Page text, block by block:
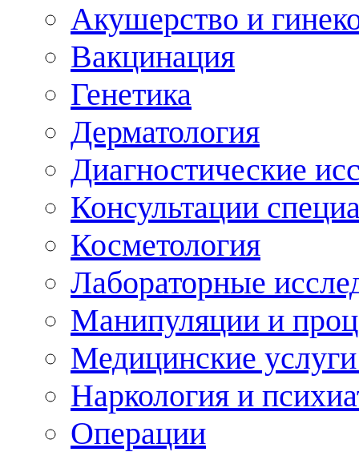
Акушерство и
Вакцинация
Генетика
Дерматология
Диагностические
Консультации
Косметология
Лабораторные
Манипуляции и
Медицинские
Наркология и
Операции